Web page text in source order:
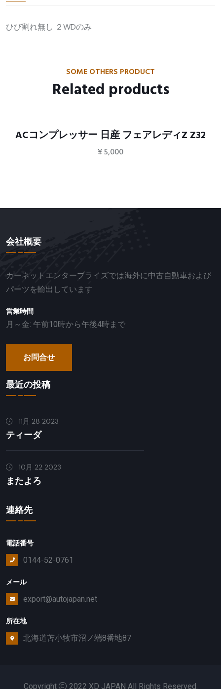
ひび割れ無し ２WDのみ
SOME OTHERS PRODUCT
Related products
ACコンプレッサー 日産 フェアレディZ Z32
¥5,000
会社概要
カーネットエンタープライズでは海外に中古自動車および
パーツを輸出しています
営業時間
月～金: 午前10時から午後4時まで
お問合せ
最近の投稿
11月 28 2023
ティーダ
10月 22 2023
またよろ
連絡先
電話番号
0144-52-0761
メール
export@autojapan.net
所在地
北海道苫小牧市沼ノ端8番地87
Copyright 2022 XD JAPAN All Rights Reserved.